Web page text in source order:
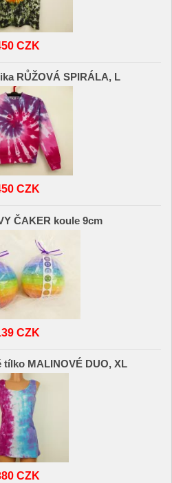
CZK
RŮŽOVÁ SPIRÁLA, L
CZK
ČAKER koule 9cm
CZK
tílko MALINOVÉ DUO, XL
CZK